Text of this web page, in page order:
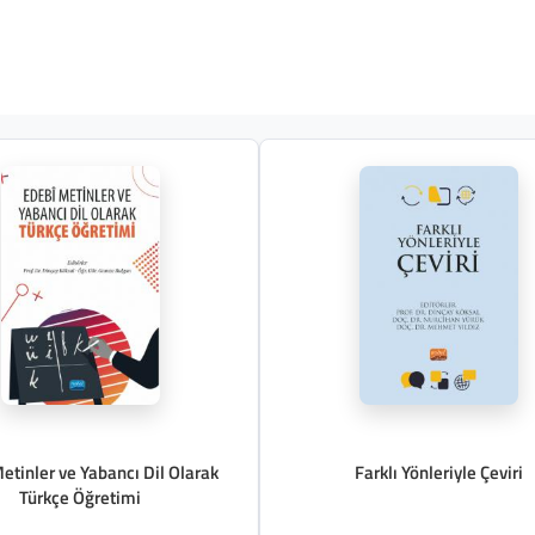
ve Yabancı Dil Olarak
Türkçe Öğretimi
Farklı Yönleriyle Çeviri